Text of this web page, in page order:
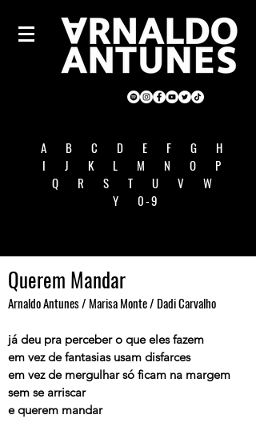
A B C D E F G
H
I
J K L M N O
P
Q
R S T U V
W
Y
0-9
Querem Mandar
Arnaldo Antunes / Marisa Monte / Dadi Carvalho
já deu pra perceber o que eles fazem
em vez de fantasias usam disfarces
em vez de mergulhar só ficam na margem
sem se arriscar
e querem mandar